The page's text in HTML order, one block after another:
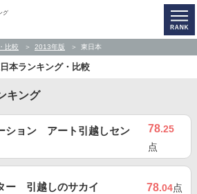
グ
比較 2013年版 東日本
本ランキング・比較
キング
ション アート引越しセン
78.25
点
ー 引越しのサカイ 78.04点